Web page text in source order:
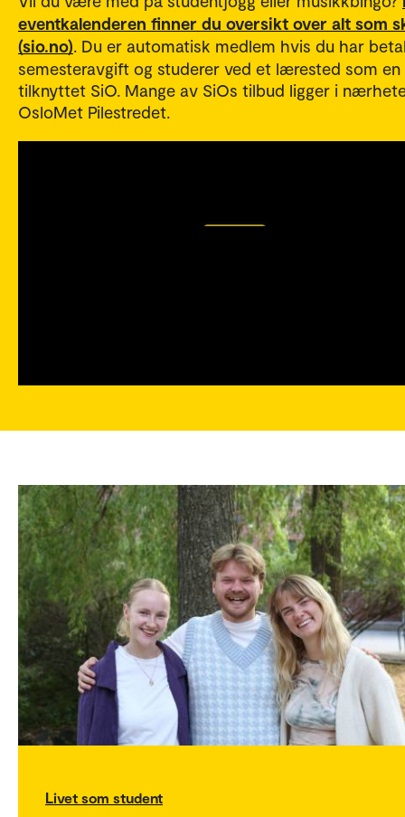
eventkalenderen finner du oversikt over alt som
(sio.no). Du er automatisk medlem hvis du har
semesteravgift og studerer ved et lærested som en
tilknyttet SiO. Mange av SiOs tilbud ligger i
OsloMet Pilestredet.
Livet som student